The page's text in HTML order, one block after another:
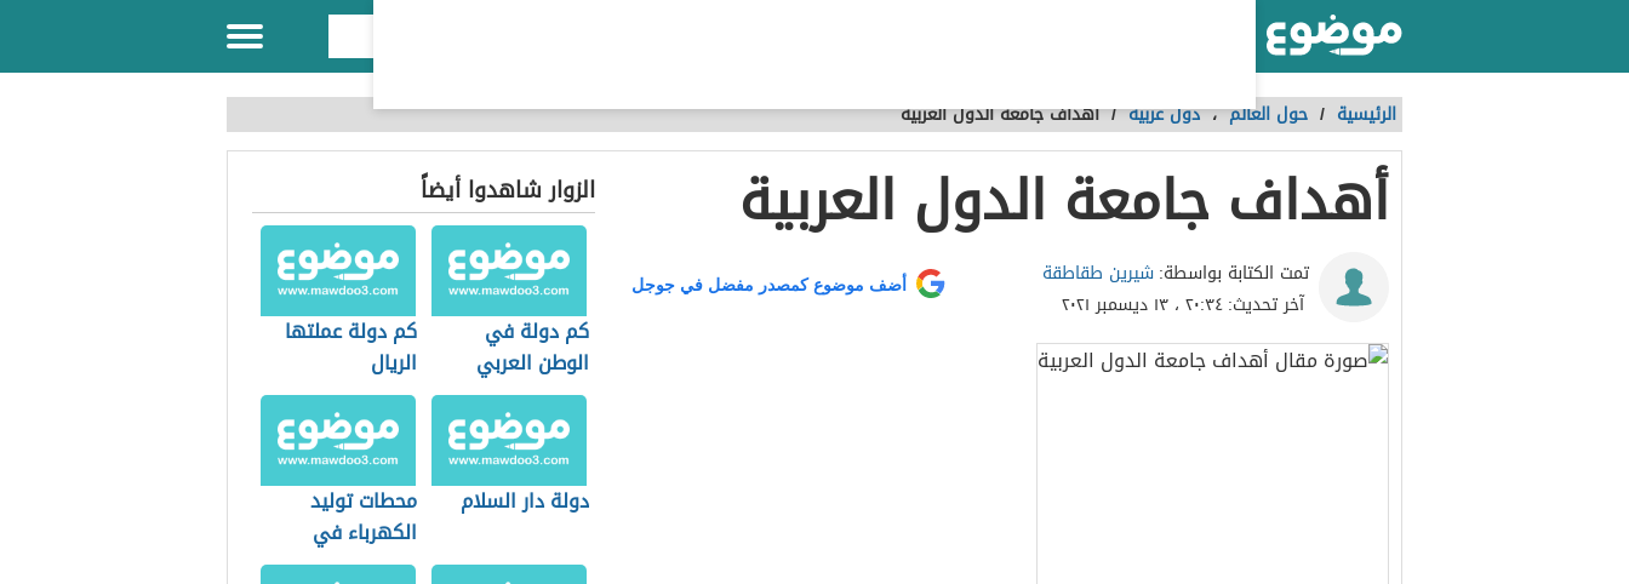
الرئيسية / حول العالم،دول عربية /أهداف جامعة الدول العربية
أهداف جامعة الدول العربية
تمت الكتابة بواسطة:شيرين طقاطقة
آخر تحديث:٢٠:٣٤ ، ١٣ ديسمبر ٢٠٢١
أضف موضوع كمصدر مفضل في جوجل
الزوار شاهدوا أيضاً
كم دولة في
الوطن العربي
كم دولة عملتها
الريال
دولة دار السلام
محطات توليد
الكهرباء في
السعودية